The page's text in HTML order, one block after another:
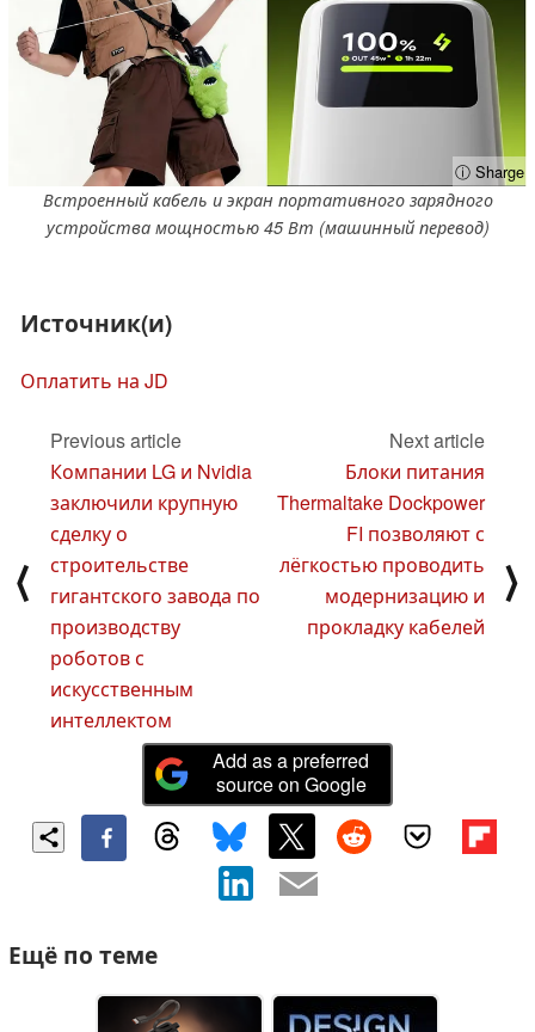
ⓘ Sharge
Встроенный кабель и экран портативного зарядного
устройства мощностью 45 Вт (машинный перевод)
Источник(и)
Оплатить на JD
⟨
Previous article
Компании LG и Nvidia
заключили крупную
сделку о
строительстве
гигантского завода по
производству
роботов с
искусственным
интеллектом
Next article
Блоки питания
Thermaltake Dockpower
FI позволяют с
лёгкостью проводить
модернизацию и
прокладку кабелей
⟩
Add as a preferred
source on Google
Ещё по теме